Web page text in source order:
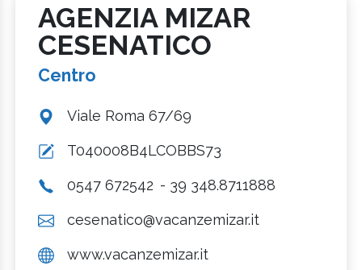
AGENZIA MIZAR
CESENATICO
Centro
Viale Roma 67/69
T040008B4LCOBBS73
0547 672542 - 39 348.8711888
cesenatico@vacanzemizar.it
www.vacanzemizar.it